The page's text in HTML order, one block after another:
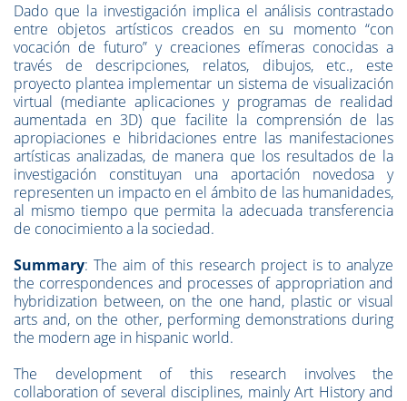
Dado que la investigación implica el análisis contrastado
entre objetos artísticos creados en su momento “con
vocación de futuro” y creaciones efímeras conocidas a
través de descripciones, relatos, dibujos, etc., este
proyecto plantea implementar un sistema de visualización
virtual (mediante aplicaciones y programas de realidad
aumentada en 3D) que facilite la comprensión de las
apropiaciones e hibridaciones entre las manifestaciones
artísticas analizadas, de manera que los resultados de la
investigación constituyan una aportación novedosa y
representen un impacto en el ámbito de las humanidades,
al mismo tiempo que permita la adecuada transferencia
de conocimiento a la sociedad.
Summary: The aim of this research project is to analyze
the correspondences and processes of appropriation and
hybridization between, on the one hand, plastic or visual
arts and, on the other, performing demonstrations during
the modern age in hispanic world.
The development of this research involves the
collaboration of several disciplines, mainly Art History and